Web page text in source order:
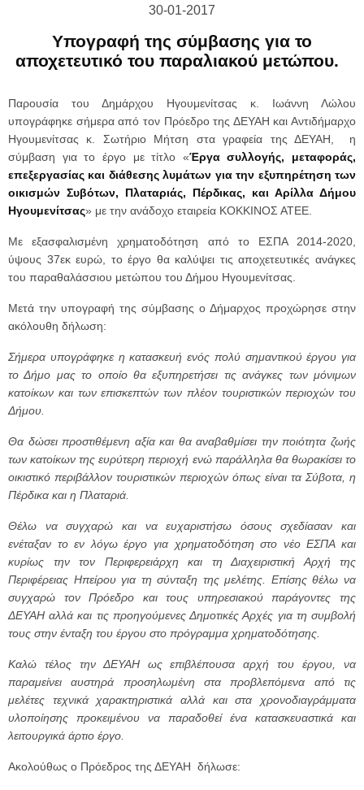
30-01-2017
Υπογραφή της σύμβασης για το
αποχετευτικό του παραλιακού μετώπου.
Παρουσία του Δημάρχου Ηγουμενίτσας κ. Ιωάννη Λώλου
υπογράφηκε σήμερα από τον Πρόεδρο της ΔΕΥΑΗ και Αντιδήμαρχο
Ηγουμενίτσας κ. Σωτήριο Μήτση στα γραφεία της ΔΕΥΑΗ, η
σύμβαση για το έργο με τίτλο «Έργα συλλογής, μεταφοράς,
επεξεργασίας και διάθεσης λυμάτων για την εξυπηρέτηση των
οικισμών Συβότων, Πλαταριάς, Πέρδικας, και Αρίλλα Δήμου
Ηγουμενίτσας» με την ανάδοχο εταιρεία ΚΟΚΚΙΝΟΣ ΑΤΕΕ.
Με εξασφαλισμένη χρηματοδότηση από το ΕΣΠΑ 2014-2020,
ύψους 37εκ ευρώ, το έργο θα καλύψει τις αποχετευτικές ανάγκες
του παραθαλάσσιου μετώπου του Δήμου Ηγουμενίτσας.
Μετά την υπογραφή της σύμβασης ο Δήμαρχος προχώρησε στην
ακόλουθη δήλωση:
Σήμερα υπογράφηκε η κατασκευή ενός πολύ σημαντικού έργου για
το Δήμο μας το οποίο θα εξυπηρετήσει τις ανάγκες των μόνιμων
κατοίκων και των επισκεπτών των πλέον τουριστικών περιοχών του
Δήμου.
Θα δώσει προστιθέμενη αξία και θα αναβαθμίσει την ποιότητα ζωής
των κατοίκων της ευρύτερη περιοχή ενώ παράλληλα θα θωρακίσει το
οικιστικό περιβάλλον τουριστικών περιοχών όπως είναι τα Σύβοτα, η
Πέρδικα και η Πλαταριά.
Θέλω να συγχαρώ και να ευχαριστήσω όσους σχεδίασαν και
ενέταξαν το εν λόγω έργο για χρηματοδότηση στο νέο ΕΣΠΑ και
κυρίως την τον Περιφερειάρχη και τη Διαχειριστική Αρχή της
Περιφέρειας Ηπείρου για τη σύνταξη της μελέτης. Επίσης θέλω να
συγχαρώ τον Πρόεδρο και τους υπηρεσιακού παράγοντες της
ΔΕΥΑΗ αλλά και τις προηγούμενες Δημοτικές Αρχές για τη συμβολή
τους στην ένταξη του έργου στο πρόγραμμα χρηματοδότησης.
Καλώ τέλος την ΔΕΥΑΗ ως επιβλέπουσα αρχή του έργου, να
παραμείνει αυστηρά προσηλωμένη στα προβλεπόμενα από τις
μελέτες τεχνικά χαρακτηριστικά αλλά και στα χρονοδιαγράμματα
υλοποίησης προκειμένου να παραδοθεί ένα κατασκευαστικά και
λειτουργικά άρτιο έργο.
Ακολούθως ο Πρόεδρος της ΔΕΥΑΗ δήλωσε: